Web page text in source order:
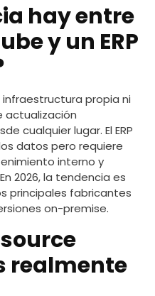
hay entre
y un ERP
infraestructura propia ni
actualización
cualquier lugar. El ERP
datos pero requiere
interno y
2026, la tendencia es
principales fabricantes
on-premise.
source
realmente